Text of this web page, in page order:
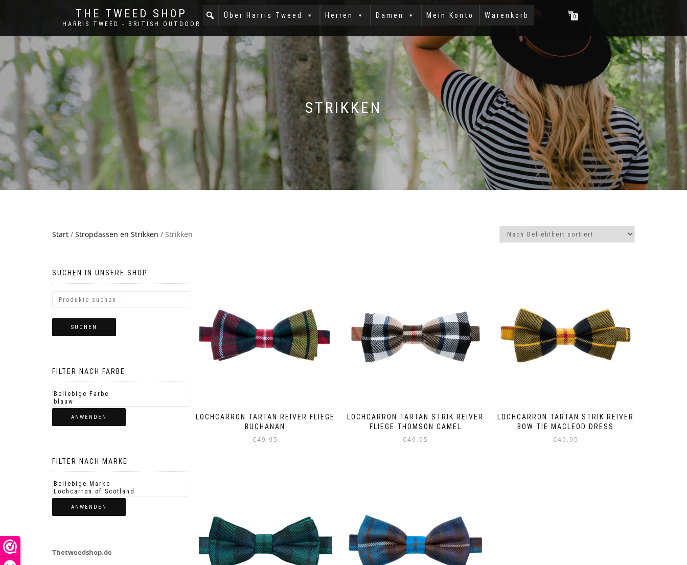
THE TWEED SHOP
HARRIS TWEED - BRITISH OUTDOOR
Über Harris Tweed Herren Damen Mein Konto Warenkorb 0
STRIKKEN
Start / Stropdassen en Strikken / Strikken
LOCHCARRON TARTAN REIVER FLIEGE
BUCHANAN
€49.95
LOCHCARRON TARTAN STRIK REIVER
FLIEGE THOMSON CAMEL
€49.95
LOCHCARRON TARTAN STRIK REIVER
BOW TIE MACLEOD DRESS
€49.95
SUCHEN IN UNSERE SHOP
SUCHEN
FILTER NACH FARBE
ANWENDEN
FILTER NACH MARKE
ANWENDEN
Thetweedshop.de